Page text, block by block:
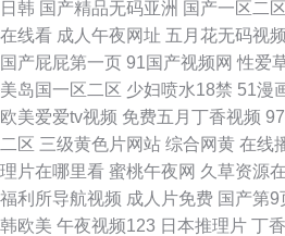
日韩 国产精品无码亚洲 国产一区二
在线看 成人午夜网址 五月花无码视频
国产屁屁第一页 91国产视频网 性爱
美岛国一区二区 少妇喷水18禁 51漫
欧美爱爱tv视频 免费五月丁香视频
二区 三级黄色片网站 综合网黄 在线
理片在哪里看 蜜桃午夜网 久草资源在
福利所导航视频 成人片免费 国产第9
韩欧美 午夜视频123 日本推理片 丁